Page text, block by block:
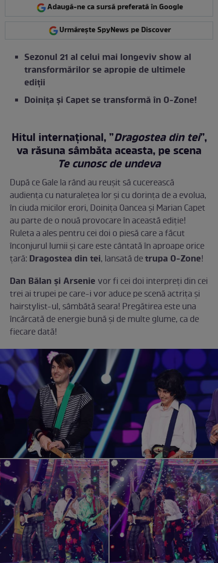
Adaugă-ne ca sursă preferată în Google
Urmărește SpyNews pe Discover
Sezonul 21 al celui mai longeviv show al
transformărilor se apropie de ultimele
ediții
Doinița și Capet se transformă în O-Zone!
Hitul internațional, ”Dragostea din tei”,
va răsuna sâmbăta aceasta, pe scena
Te cunosc de undeva
După ce Gale la rând au reușit să cucerească
audiența cu naturalețea lor și cu dorința de a evolua,
în ciuda micilor erori, Doinița Oancea și Marian Capet
au parte de o nouă provocare în această ediție!
Ruleta a ales pentru cei doi o piesă care a făcut
înconjurul lumii și care este cântată în aproape orice
țară: Dragostea din tei, lansată detrupa O-Zone!
Dan Bălan și Arsenie vor fi cei doi interpreți din cei
trei ai trupei pe care-i vor aduce pe scenă actrița și
hairstylist-ul, sâmbătă seara! Pregătirea este una
încărcată de energie bună și de multe glume, ca de
fiecare dată!